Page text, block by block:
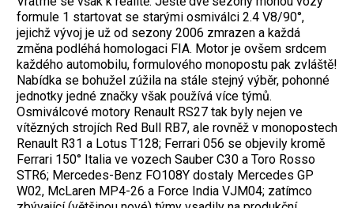
formule 1 startovat se starými osmiválci 2.4 V8/90°,
jejichž vývoj je už od sezony 2006 zmrazen a každá
změna ­podléhá homologaci FIA. Motor je ovšem srdcem
každého automobilu, formulového monopostu pak zvláště!
Nabídka se bohužel zúžila na stále stejný výběr, pohonné
jed­notky jedné značky však používá více týmů.
Osmiválcové motory Renault RS27 tak byly nejen ve
vítězných strojích Red Bull RB7, ale rovněž v monopostech
Renault R31 a Lotus T128; Ferrari 056 se objevily kromě
Ferrari 150° Italia ve vozech Sauber C30 a Toro Rosso
STR6; Mercedes-Benz FO108Y dostaly Mercedes GP
W02, ­McLaren MP4-26 a Force India VJM04; zatímco